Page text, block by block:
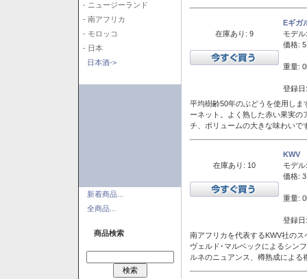
- ニュージーランド
- 南アフリカ
- モロッコ
- 日本
日本酒->
新着商品...
全商品...
商品検索
在庫あり: 9
Eギガ
モデル:
価格:
重量:
登録
平均樹齢50年のぶどうを使用し
ーネット。よく熟した赤い果実
チ、ボリュームの大きな味わいで
在庫あり: 10
KWV
モデル:
価格:
重量:
登録
南アフリカを代表するKWV社の
ヴェルド･マルベックによるシン
ルネのニュアンス、樽熟成によ